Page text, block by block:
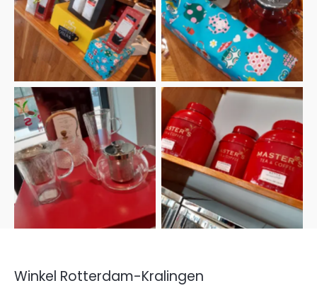
Cadeau voorbeelden Thee cadeau!
Thee potjes en glazen Rode Theeblikken
Winkel Rotterdam-Kralingen